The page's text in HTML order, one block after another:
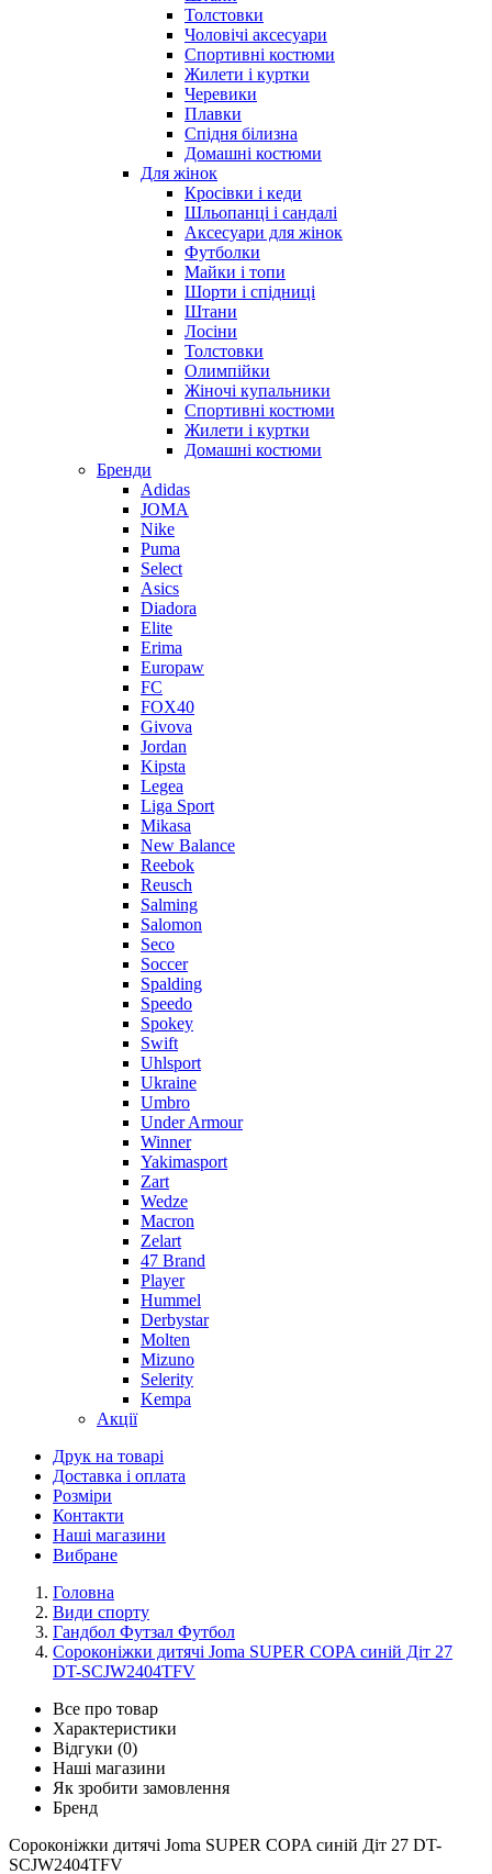
Толстовки
Чоловічі аксесуари
Спортивні костюми
Жилети і куртки
Черевики
Плавки
Спідня білизна
Домашні костюми
Для жінок
Кросівки і кеди
Шльопанці і сандалі
Аксесуари для жінок
Футболки
Майки і топи
Шорти і спідниці
Штани
Лосіни
Толстовки
Олимпійки
Жіночі купальники
Спортивні костюми
Жилети і куртки
Домашні костюми
Бренди
Adidas
JOMA
Nike
Puma
Select
Asics
Diadora
Elite
Erima
Europaw
FC
FOX40
Givova
Jordan
Kipsta
Legea
Liga Sport
Mikasa
New Balance
Reebok
Reusch
Salming
Salomon
Seco
Soccer
Spalding
Speedo
Spokey
Swift
Uhlsport
Ukraine
Umbro
Under Armour
Winner
Yakimasport
Zart
Wedze
Macron
Zelart
47 Brand
Player
Hummel
Derbystar
Molten
Mizuno
Selerity
Kempa
Акції
Друк на товарі
Доставка і оплата
Розміри
Контакти
Наші магазини
Вибране
Головна
Види спорту
Гандбол Футзал Футбол
Сороконіжки дитячі Joma SUPER COPA синій Діт 27
DT-SCJW2404TFV
Все про товар
Характеристики
Відгуки (0)
Наші магазини
Як зробити замовлення
Бренд
Сороконіжки дитячі Joma SUPER COPA синій Діт 27 DT-
SCJW2404TFV